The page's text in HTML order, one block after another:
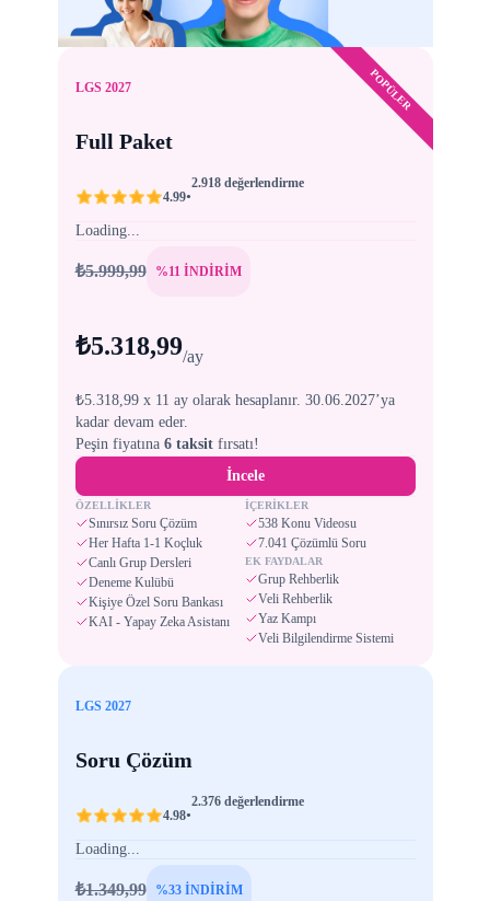
POPÜLER
LGS 2027
Full Paket
4.99•
2.918 değerlendirme
Loading...
₺5.999,99 %11 İNDİRİM
₺5.318,99/ay
₺5.318,99 x 11 ay olarak hesaplanır. 30.06.2027’ya
kadar devam eder.
Peşin fiyatına 6 taksitfırsatı!
İncele
ÖZELLİKLER
Sınırsız Soru Çözüm
Her Hafta 1-1 Koçluk
Canlı Grup Dersleri
Deneme Kulübü
Kişiye Özel Soru Bankası
KAI - Yapay Zeka Asistanı
İÇERİKLER
538 Konu Videosu
7.041 Çözümlü Soru
EK FAYDALAR
Grup Rehberlik
Veli Rehberlik
Yaz Kampı
Veli Bilgilendirme Sistemi
LGS 2027
Soru Çözüm
4.98•
2.376 değerlendirme
Loading...
₺1.349,99 %33 İNDİRİM